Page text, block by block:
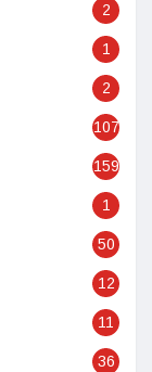
2
1
2
107
159
1
50
12
11
36